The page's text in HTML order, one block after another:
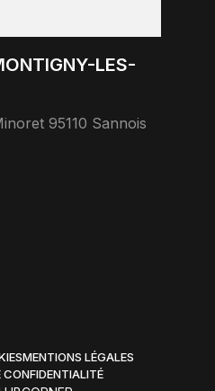
LES-
95110 Sannois
MENTIONS LÉGALES
CONFIDENTIALITÉ